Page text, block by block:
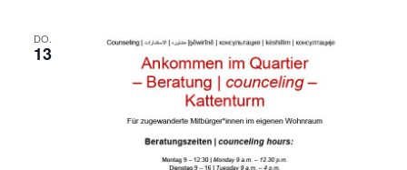
DO.
13